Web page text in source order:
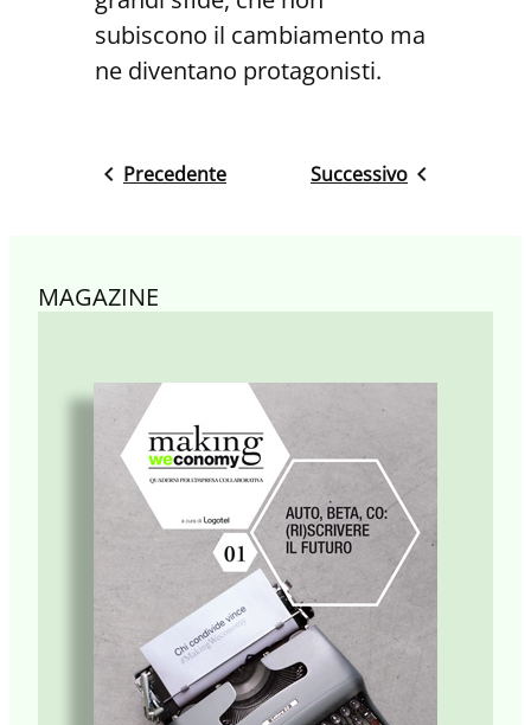
subiscono il cambiamento ma
ne diventano protagonisti.
Precedente Successivo
MAGAZINE